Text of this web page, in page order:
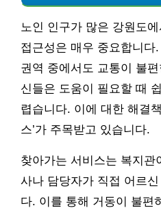
노인 인구가 많은 강원도
접근성은 매우 중요합니다
권역 중에서도 교통이 불
신들은 도움이 필요할 때
렵습니다. 이에 대한 해결
스’가 주목받고 있습니다.
찾아가는 서비스는 복지관
사나 담당자가 직접 어르
다. 이를 통해 거동이 불편